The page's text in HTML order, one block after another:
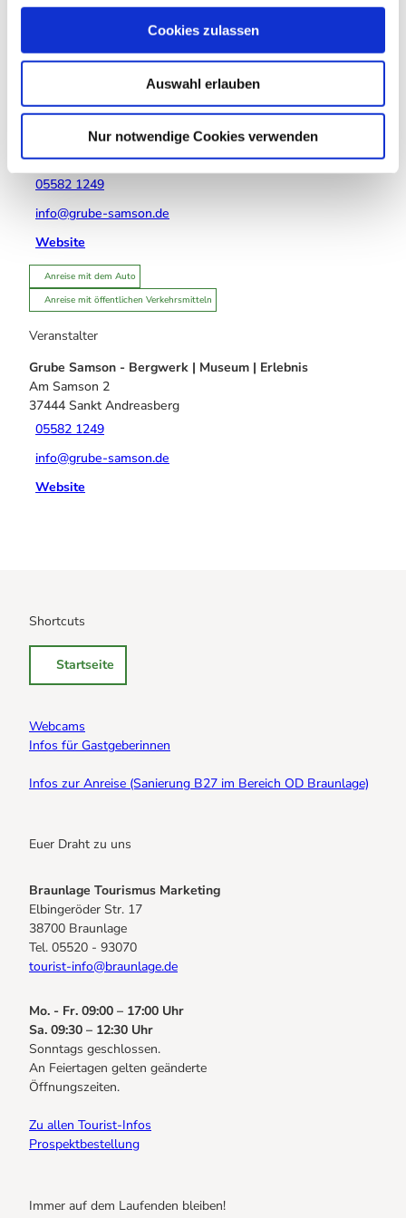
Cookies zulassen
Auswahl erlauben
Nur notwendige Cookies verwenden
Essen & Trinken
Am Samson 2
37444Sankt Andreasberg
05582 1249
info@grube-samson.de
Website
Anreise mit dem Auto
Anreise mit öffentlichen Verkehrsmitteln
Veranstalter
Grube Samson - Bergwerk | Museum | Erlebnis
Am Samson 2
37444 Sankt Andreasberg
05582 1249
info@grube-samson.de
Website
Shortcuts
Startseite
Webcams
Infos für Gastgeberinnen
Infos zur Anreise (Sanierung B27 im Bereich OD Braunlage)
Euer Draht zu uns
Braunlage Tourismus Marketing
Elbingeröder Str. 17
38700 Braunlage
Tel. 05520 - 93070
tourist-info@braunlage.de
Mo. - Fr. 09:00 – 17:00 Uhr
Sa. 09:30 – 12:30 Uhr
Sonntags geschlossen.
An Feiertagen gelten geänderte
Öffnungszeiten.
Zu allen Tourist-Infos
Prospektbestellung
Immer auf dem Laufenden bleiben!